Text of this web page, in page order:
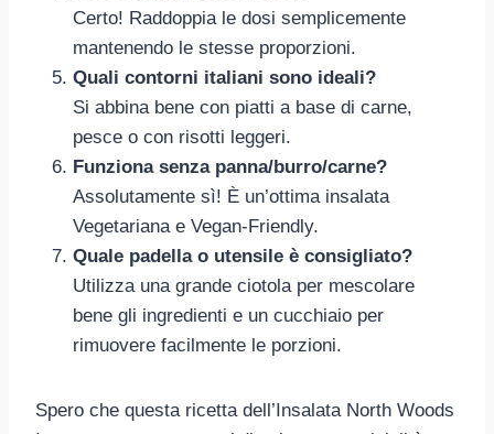
Certo! Raddoppia le dosi semplicemente
mantenendo le stesse proporzioni.
Quali contorni italiani sono ideali?
Si abbina bene con piatti a base di carne,
pesce o con risotti leggeri.
Funziona senza panna/burro/carne?
Assolutamente sì! È un’ottima insalata
Vegetariana e Vegan-Friendly.
Quale padella o utensile è consigliato?
Utilizza una grande ciotola per mescolare
bene gli ingredienti e un cucchiaio per
rimuovere facilmente le porzioni.
Spero che questa ricetta dell’Insalata North Woods